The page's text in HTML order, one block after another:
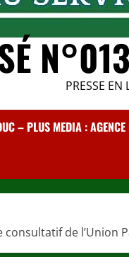
PRESSE
– PLUS MEDIA :
de